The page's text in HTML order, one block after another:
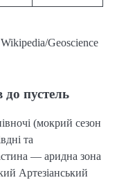
Geoscience
до пустель
(мокрий сезон
та
— аридна зона
Артезіанський